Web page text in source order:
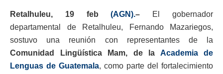
Retalhuleu, 19 feb(AGN).– El gobernador
departamental de Retalhuleu, Fernando Mazariegos,
sostuvo una reunión con representantes de la
Comunidad Lingüística Mam, de la Academia de
Lenguas de Guatemala, como parte del fortalecimiento